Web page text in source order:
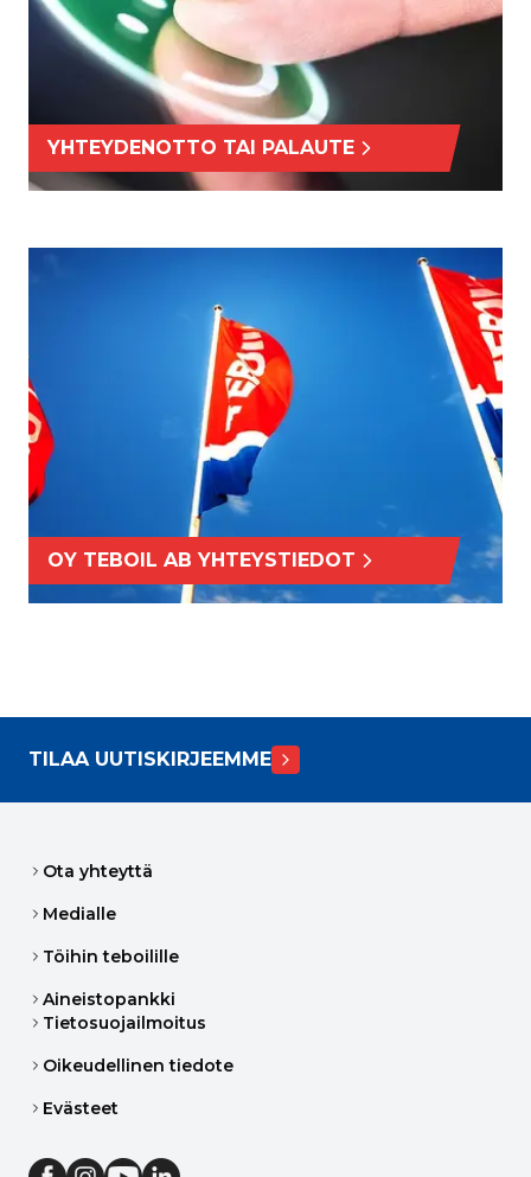
YHTEYDENOTTO TAI PALAUTE
OY TEBOIL AB YHTEYSTIEDOT
TILAA UUTISKIRJEEMME
Ota yhteyttä
Medialle
Töihin teboilille
Aineistopankki
Tietosuojailmoitus
Oikeudellinen tiedote
Evästeet